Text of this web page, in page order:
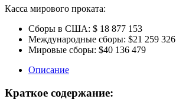
Касса мирового проката:
Сборы в США: $ 18 877 153
Международные сборы: $21 259 326
Мировые сборы: $40 136 479
Описание
Краткое содержание: